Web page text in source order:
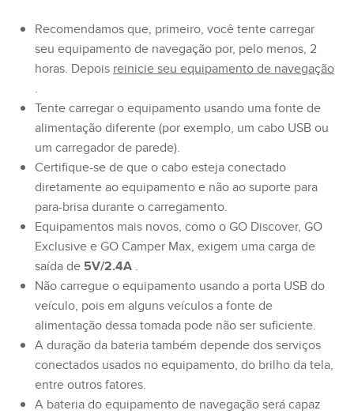
Recomendamos que, primeiro, você tente carregar
seu equipamento de navegação por, pelo menos, 2
horas. Depois reinicie seu equipamento de navegação
.
Tente carregar o equipamento usando uma fonte de
alimentação diferente (por exemplo, um cabo USB ou
um carregador de parede).
Certifique-se de que o cabo esteja conectado
diretamente ao equipamento e não ao suporte para
para-brisa durante o carregamento.
Equipamentos mais novos, como o GO Discover, GO
Exclusive e GO Camper Max, exigem uma carga de
saída de 5V/2.4A .
Não carregue o equipamento usando a porta USB do
veículo, pois em alguns veículos a fonte de
alimentação dessa tomada pode não ser suficiente.
A duração da bateria também depende dos serviços
conectados usados no equipamento, do brilho da tela,
entre outros fatores.
A bateria do equipamento de navegação será capaz